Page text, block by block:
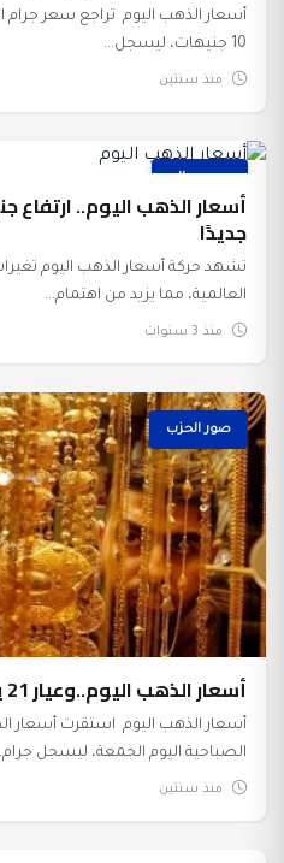
أسعار الذهب اليوم تراجع سعر
10 جنيهات، ليسجل...
منذ سنتين
عرب وعالم
جديدًا
تشهد حركة أسعار الذهب اليوم
العالمية، مما يزيد من اهتمام...
منذ 3 سنوات
صور الحزب
أسعار الذهب اليوم..وعيار 21 يسجل 3465 جنيه مصري
أسعار الذهب اليوم استقرت أسعار
الصباحية اليوم الجمعة، ليسجل
منذ سنتين